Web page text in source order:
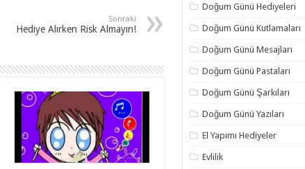
Sonraki
Hediye Alırken Risk Almayın!
Doğum Günü Hediyeleri
Doğum Günü Kutlamaları
Doğum Günü Mesajları
Doğum Günü Pastaları
Doğum Günü Şarkıları
Doğum Günü Yazıları
El Yapımı Hediyeler
Evlilik